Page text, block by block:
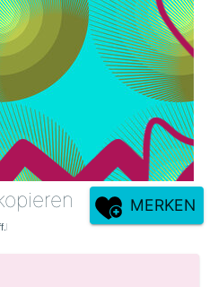
MERKEN